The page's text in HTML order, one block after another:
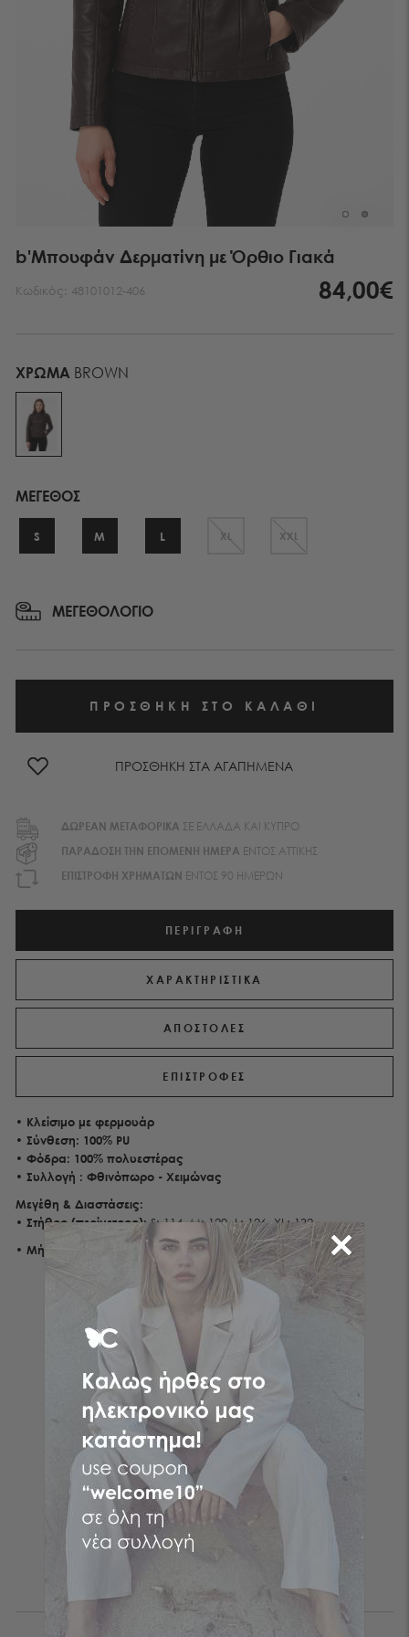
b'Μπουφάν Δερματίνη με Όρθιο Γιακά
Κωδικός: 48101012-406 84,00€
ΧΡΏΜΑ BROWN
ΜΕΓΕΘΟΣ
S M L XL XXL
ΜΕΓΕΘΟΛΟΓΙΟ
ΠΡΟΣΘΗΚΗ ΣΤΑ ΑΓΑΠΗΜΕΝΑ
ΔΩΡΕΑΝ ΜΕΤΑΦΟΡΙΚA ΣΕ ΕΛΛΑΔΑ ΚΑΙ ΚΥΠΡΟ
ΠΑΡΑΔΟΣΗ ΤΗΝ ΕΠΟΜΕΝΗ ΗΜΕΡΑ ΕΝΤΟΣ ΑΤΤΙΚΗΣ
EΠΙΣΤΡΟΦΗ ΧΡΗΜΑΤΩΝ ΕΝΤΟΣ 90 ΗΜΕΡΩΝ
ΠΕΡΙΓΡΑΦΉ
ΧΑΡΑΚΤΗΡΙΣΤΙΚΑ
ΑΠΟΣΤΟΛΕΣ
ΕΠΙΣΤΡΟΦΕΣ
• Κλείσιμο με φερμουάρ
• Σύνθεση: 100% PU
• Φόδρα: 100% πολυεστέρας
• Συλλογή : Φθινόπωρο - Χειμώνας
Μεγέθη & Διαστάσεις:
• Στήθος (περίμετρος):S: 114, M: 120, L: 126, XL: 132
• Μήκος S: 114, M: 116, L: 118, XL: 120
Follow the butterfly
Πραγματοποίησε τις online αγορές σου στη νο1 Ελληνική
διαδικτυακή εταιρεία γυναικείας μόδας! Ρούχα γυναικεία με
λίγα μόνο κλικ επιλέγοντας CENTO ρούχα και τα fashion items
που σου ταιριάζουν από το αγαπημένο σου brand!
Be the first to know
Αποδέχομαι τους